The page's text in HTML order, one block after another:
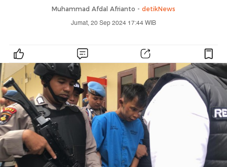
Muhammad Afdal Afrianto - detikNews
Jumat, 20 Sep 2024 17:44 WIB